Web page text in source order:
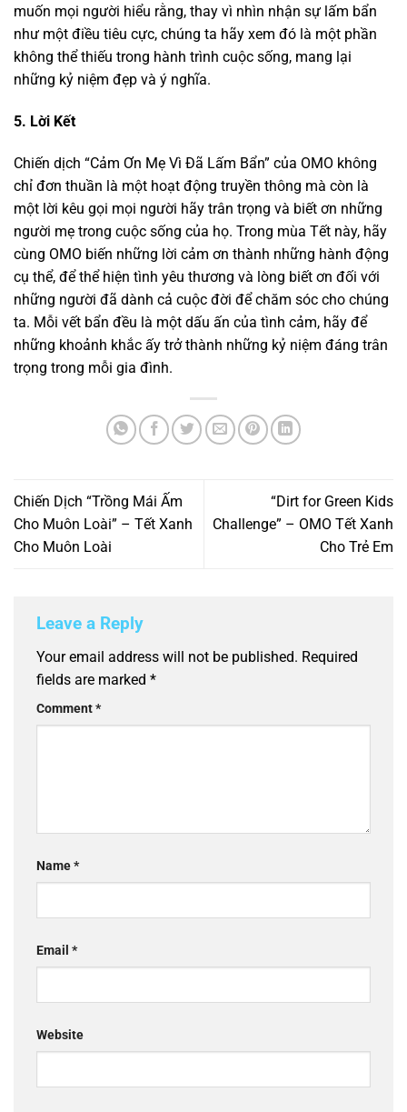
muốn mọi người hiểu rằng, thay vì nhìn nhận sự lấm bẩn
như một điều tiêu cực, chúng ta hãy xem đó là một phần
không thể thiếu trong hành trình cuộc sống, mang lại
những kỷ niệm đẹp và ý nghĩa.
5. Lời Kết
Chiến dịch “Cảm Ơn Mẹ Vì Đã Lấm Bẩn” của OMO không
chỉ đơn thuần là một hoạt động truyền thông mà còn là
một lời kêu gọi mọi người hãy trân trọng và biết ơn những
người mẹ trong cuộc sống của họ. Trong mùa Tết này, hãy
cùng OMO biến những lời cảm ơn thành những hành động
cụ thể, để thể hiện tình yêu thương và lòng biết ơn đối với
những người đã dành cả cuộc đời để chăm sóc cho chúng
ta. Mỗi vết bẩn đều là một dấu ấn của tình cảm, hãy để
những khoảnh khắc ấy trở thành những kỷ niệm đáng trân
trọng trong mỗi gia đình.
Chiến Dịch “Trồng Mái Ấm
Cho Muôn Loài” – Tết Xanh
Cho Muôn Loài
“Dirt for Green Kids
Challenge” – OMO Tết Xanh
Cho Trẻ Em
Leave a Reply
Your email address will not be published. Required
fields are marked *
Comment*
Name*
Email *
Website